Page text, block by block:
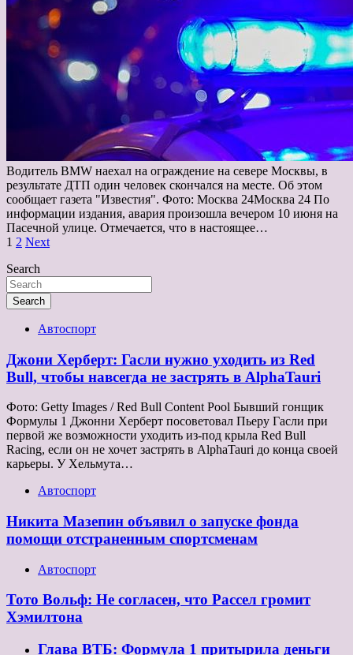
Водитель BMW наехал на ограждение на севере Москвы, в
результате ДТП один человек скончался на месте. Об этом
сообщает газета "Известия". Фото: Москва 24Москва 24 По
информации издания, авария произошла вечером 10 июня на
Пасечной улице. Отмечается, что в настоящее…
Пагинация
записей
1 2 Next
Search
Search
Автоспорт
Джони Херберт: Гасли нужно уходить из Red
Bull, чтобы навсегда не застрять в AlphaTauri
Фото: Getty Images / Red Bull Content Pool Бывший гонщик
Формулы 1 Джонни Херберт посоветовал Пьеру Гасли при
первой же возможности уходить из-под крыла Red Bull
Racing, если он не хочет застрять в AlphaTauri до конца своей
карьеры. У Хельмута…
Автоспорт
Никита Мазепин объявил о запуске фонда
помощи отстраненным спортсменам
Автоспорт
Тото Вольф: Не согласен, что Рассел громит
Хэмилтона
Глава ВТБ: Формула 1 притырила деньги